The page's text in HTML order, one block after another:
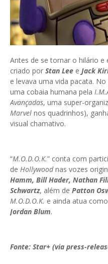
Antes de se tornar o hilário e
criado por Stan Lee e Jack
e levava uma vida pacata.
uma cobaia humana pela
Avançadas, uma super-
Marvel nos quadrinhos),
visual chamativo.
“M.O.D.O.K.” conta com
de Hollywoodnas vozes
Hamm, Bill Hader, Nathan
Schwartz, além de Patton
M.O.D.O.K. e ainda atua
Jordan Blum.
Fonte: Star+ (via press-